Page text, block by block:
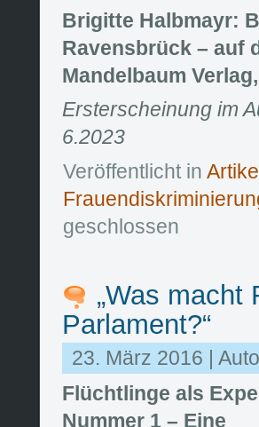
Brigitte Halbmayr:
Ravensbrück – auf
Mandelbaum
Ersterscheinung im
6.2023
Veröffentlicht in Artikel
geschlossen
„Was macht
Parlament?“
23. März 2016 |
Flüchtlinge als
Nummer 1 – Eine